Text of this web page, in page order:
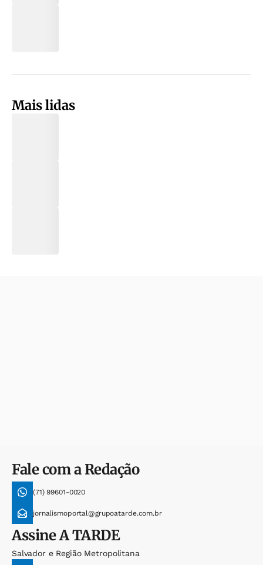
Mais lidas
Fale com a Redação
(71) 99601-0020
jornalismoportal@grupoatarde.com.br
AssineA TARDE
Salvador e Região Metropolitana